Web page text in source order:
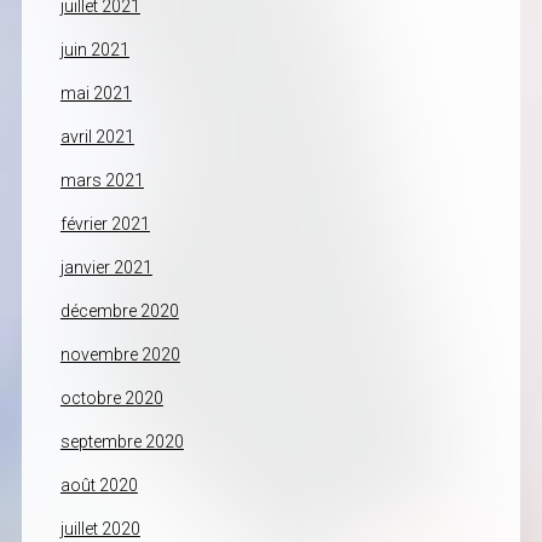
juillet 2021
juin 2021
mai 2021
avril 2021
mars 2021
février 2021
janvier 2021
décembre 2020
novembre 2020
octobre 2020
septembre 2020
août 2020
juillet 2020